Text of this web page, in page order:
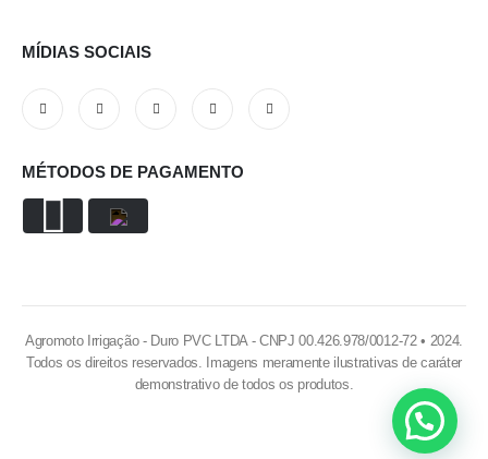
MÍDIAS SOCIAIS
MÉTODOS DE PAGAMENTO
Agromoto Irrigação - Duro PVC LTDA - CNPJ 00.426.978/0012-72 • 2024.
Todos os direitos reservados. Imagens meramente ilustrativas de caráter
demonstrativo de todos os produtos.